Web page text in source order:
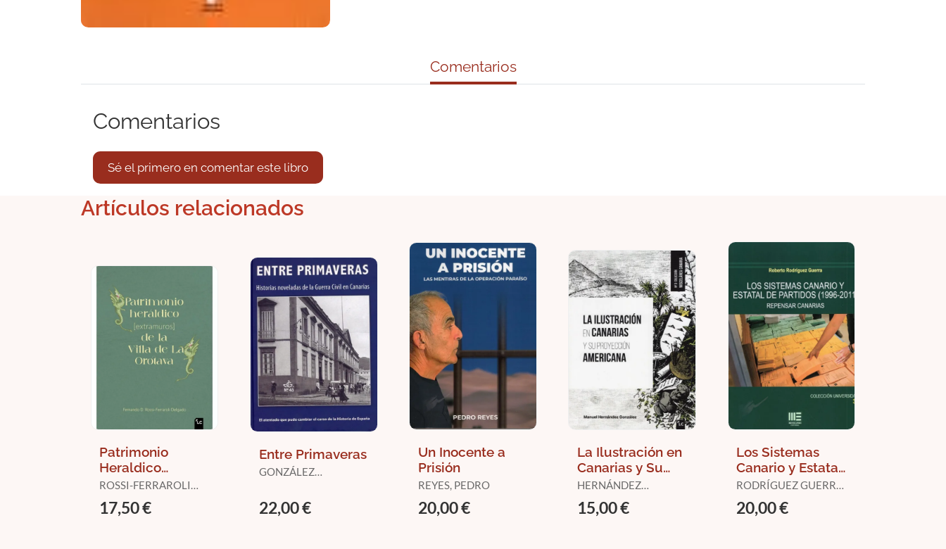
Comentarios
Comentarios
Sé el primero en comentar este libro
Artículos relacionados
Patrimonio
Heraldico
(Extramuros) de
la Villa de la
Orotava
ROSSI-FERRAROLI
FERNANDO D.
17,50 €
Entre Primaveras
GONZÁLEZ
22,00 €
Un Inocente a
Prisión
REYES, PEDRO
20,00 €
La Ilustración en
Canarias y Su
Proyección
Americana
HERNÁNDEZ
15,00 €
Los Sistemas
Canario y Estatal
de Partidos (1996
- 2011)
RODRÍGUEZ GUERRA,
20,00 €